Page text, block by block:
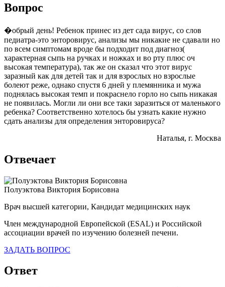
Вопрос
�обрый день! Ребенок принес из дет сада вирус, со слов
педиатра-это энторовирус, анализы мы никакие не сдавали но
по всем симптомам вроде бы подходит под диагноз(
характерная сыпь на ручках и ножках и во рту плюс оч
высокая температура), так же он сказал что этот вирус
заразный как для детей так и для взрослых но взрослые
болеют реже, однако спустя 6 дней у племянника и мужа
поднялась высокая темп и покраснело горло но сыпь никакая
не появилась. Могли ли они все таки заразиться от маленького
ребенка? Соответственно хотелось бы узнать какие нужно
сдать анализы для определения энторовируса?
Наталья, г. Москва
Отвечает
Полуэктова Виктория Борисовна
Врач высшей категории, Кандидат медицинских наук
Член международной Европейской (ESAL) и Российской
ассоциации врачей по изучению болезней печени.
ЗАДАТЬ ВОПРОС
Ответ